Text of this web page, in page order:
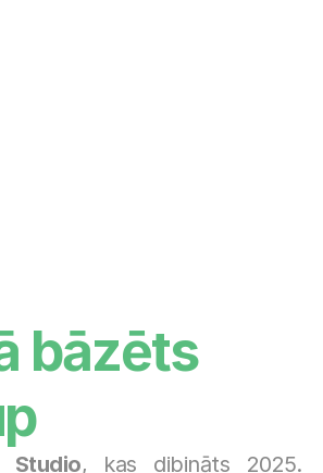
bāzēts
Studio, kas dibināts 2025.